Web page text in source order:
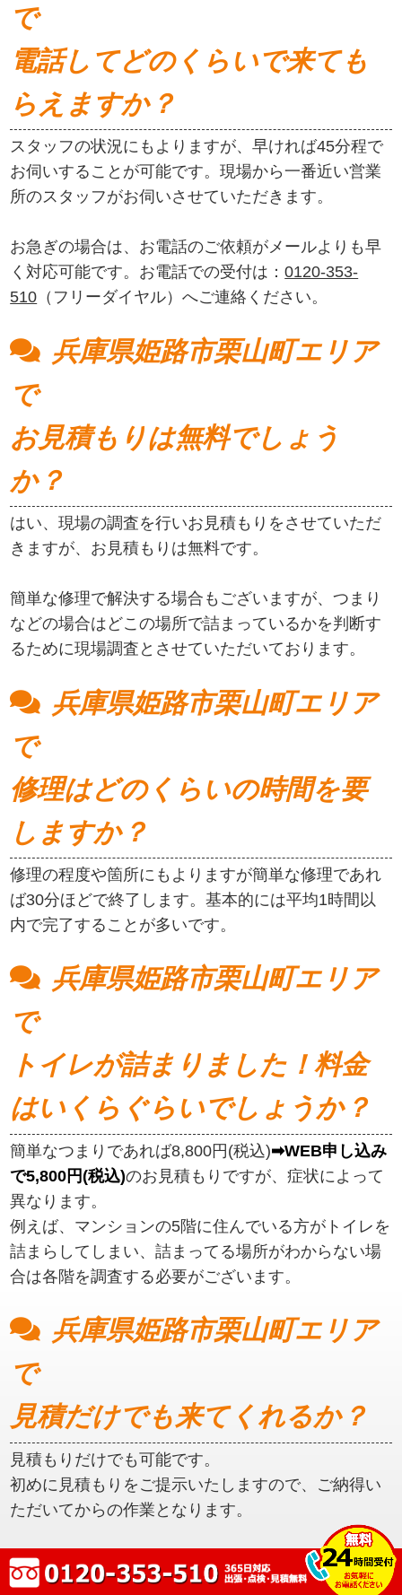
で
電話してどのくらいで来ても
らえますか？
スタッフの状況にもよりますが、早ければ45分程で
お伺いすることが可能です。現場から一番近い営業
所のスタッフがお伺いさせていただきます。
お急ぎの場合は、お電話のご依頼がメールよりも早
く対応可能です。お電話での受付は：0120-353-
510 （フリーダイヤル）へご連絡ください。
兵庫県姫路市栗山町エリア
で
お見積もりは無料でしょう
か？
はい、現場の調査を行いお見積もりをさせていただ
きますが、お見積もりは無料です。
簡単な修理で解決する場合もございますが、つまり
などの場合はどこの場所で詰まっているかを判断す
るために現場調査とさせていただいております。
兵庫県姫路市栗山町エリア
で
修理はどのくらいの時間を要
しますか？
修理の程度や箇所にもよりますが簡単な修理であれ
ば30分ほどで終了します。基本的には平均1時間以
内で完了することが多いです。
兵庫県姫路市栗山町エリア
で
トイレが詰まりました！料金
はいくらぐらいでしょうか？
簡単なつまりであれば8,800円(税込)➡WEB申し込み
で5,800円(税込)のお見積もりですが、症状によって
異なります。
例えば、マンションの5階に住んでいる方がトイレを
詰まらしてしまい、詰まってる場所がわからない場
合は各階を調査する必要がございます。
兵庫県姫路市栗山町エリア
で
見積だけでも来てくれるか？
見積もりだけでも可能です。
初めに見積もりをご提示いたしますので、ご納得い
ただいてからの作業となります。
兵庫県姫路市栗山町エリア